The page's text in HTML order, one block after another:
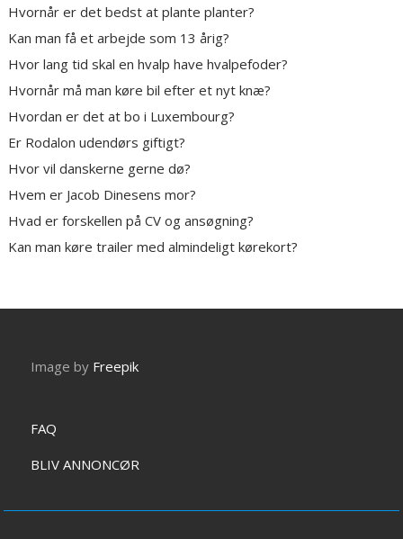
Hvornår er det bedst at plante planter?
Kan man få et arbejde som 13 årig?
Hvor lang tid skal en hvalp have hvalpefoder?
Hvornår må man køre bil efter et nyt knæ?
Hvordan er det at bo i Luxembourg?
Er Rodalon udendørs giftigt?
Hvor vil danskerne gerne dø?
Hvem er Jacob Dinesens mor?
Hvad er forskellen på CV og ansøgning?
Kan man køre trailer med almindeligt kørekort?
Image by Freepik
FAQ
BLIV ANNONCØR